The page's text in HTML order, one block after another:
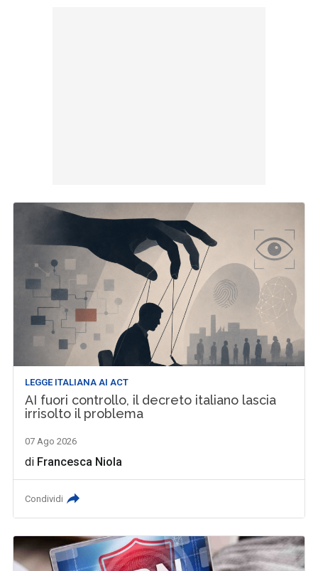
LEGGE ITALIANA AI ACT
AI fuori controllo, il decreto italiano lascia
irrisolto il problema
07 Ago 2026
di Francesca Niola
Condividi